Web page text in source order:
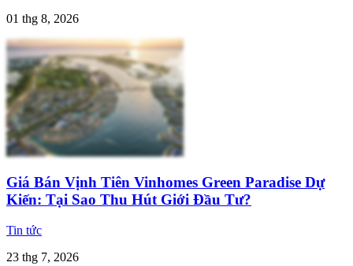
01 thg 8, 2026
Giá Bán Vịnh Tiên Vinhomes Green Paradise Dự
Kiến: Tại Sao Thu Hút Giới Đầu Tư?
Tin tức
23 thg 7, 2026